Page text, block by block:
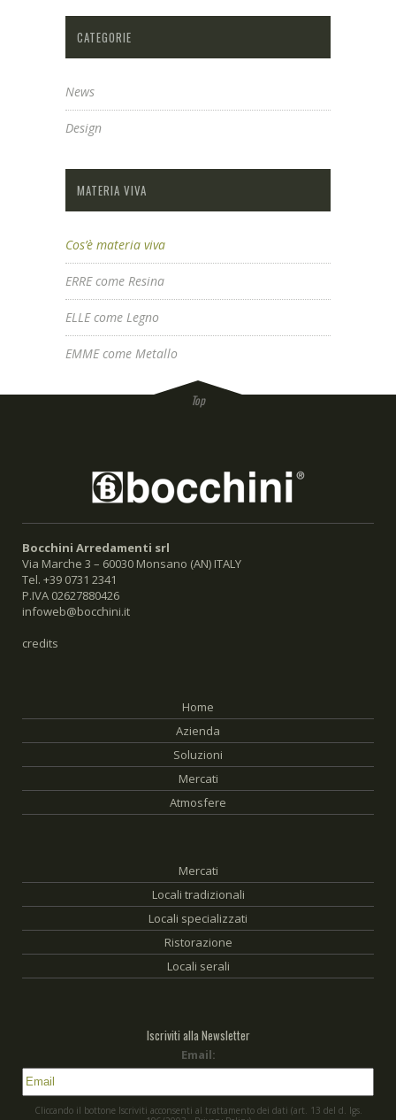
CATEGORIE
News
Design
MATERIA VIVA
Cos’è materia viva
ERRE come Resina
ELLE come Legno
EMME come Metallo
Bocchini Arredamenti srl
Via Marche 3 – 60030 Monsano (AN) ITALY
Tel. +39 0731 2341
P.IVA 02627880426
infoweb@bocchini.it
credits
Home
Azienda
Soluzioni
Mercati
Atmosfere
Mercati
Locali tradizionali
Locali specializzati
Ristorazione
Locali serali
Iscriviti alla Newsletter
Email:
Cliccando il bottone Iscriviti acconsenti al trattamento dei dati (art. 13 del d. Igs.